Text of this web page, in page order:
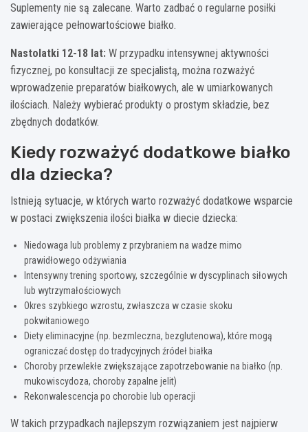
Suplementy nie są zalecane. Warto zadbać o regularne posiłki
zawierające pełnowartościowe białko.
Nastolatki 12-18 lat: W przypadku intensywnej aktywności
fizycznej, po konsultacji ze specjalistą, można rozważyć
wprowadzenie preparatów białkowych, ale w umiarkowanych
ilościach. Należy wybierać produkty o prostym składzie, bez
zbędnych dodatków.
Kiedy rozważyć dodatkowe białko
dla dziecka?
Istnieją sytuacje, w których warto rozważyć dodatkowe wsparcie
w postaci zwiększenia ilości białka w diecie dziecka:
Niedowaga lub problemy z przybraniem na wadze mimo
prawidłowego odżywiania
Intensywny trening sportowy, szczególnie w dyscyplinach siłowych
lub wytrzymałościowych
Okres szybkiego wzrostu, zwłaszcza w czasie skoku
pokwitaniowego
Diety eliminacyjne (np. bezmleczna, bezglutenowa), które mogą
ograniczać dostęp do tradycyjnych źródeł białka
Choroby przewlekłe zwiększające zapotrzebowanie na białko (np.
mukowiscydoza, choroby zapalne jelit)
Rekonwalescencja po chorobie lub operacji
W takich przypadkach najlepszym rozwiązaniem jest najpierw